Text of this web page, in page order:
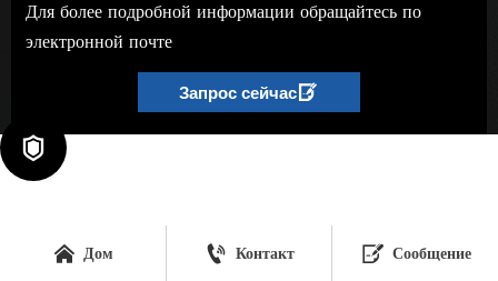
Для более подробной информации обращайтесь по
электронной почте
Запрос сейчас 
 Дом  Контакт  Сообщение
